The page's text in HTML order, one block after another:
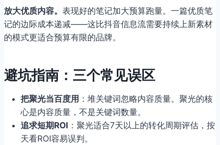
放大优质内容。 表现好的笔记加大预算跑量。一篇优质笔
记的边际成本递减——这比抖音信息流需要持续上新素材
的模式更适合预算有限的品牌。
避坑指南：三个常见误区
把聚光当百度用 ：堆关键词忽略内容质量。聚光的核
心是内容质量，不是关键词数量。
追求短期ROI ：聚光适合7天以上的转化周期评估，按
天看ROI容易误判。